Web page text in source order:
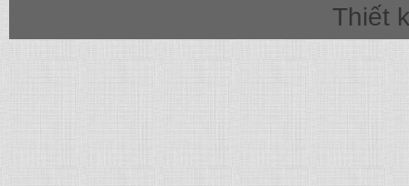
Thiết